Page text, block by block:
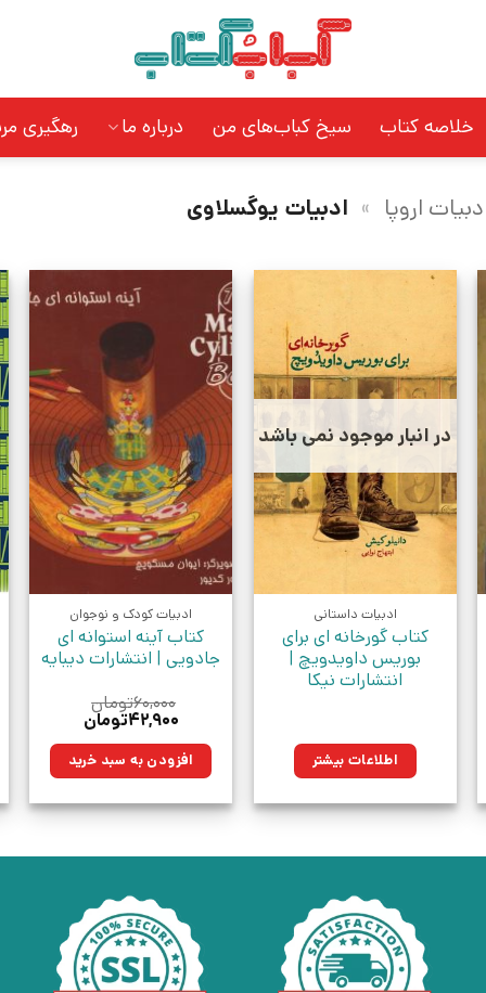
خلاصه کتاب سیخ کباب‌های من درباره ما رهگیری
اروپا » ادبیات یوگسلاوی
در انبار موجود نمی باشد
ادبیات داستانی
کتاب گورخانه ای برای
بوریس داویدویچ |
انتشارات نیکا
اطلاعات بیشتر
ادبیات کودک و نوجوان
کتاب آینه استوانه ای
جادویی | انتشارات دیبایه
۶۰,۰۰۰تومان
قیمت
۶۰,۰۰۰تومان
بود.
۴۲,۹۰۰تومان
۴۲,۹۰۰تومان.افزودن به سبد خرید